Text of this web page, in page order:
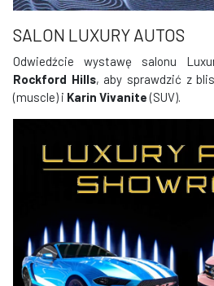
SALON LUXURY AUTOS
Odwiedźcie wystawę salonu
Rockford Hills, aby sprawdzić z
(muscle) i Karin Vivanite(SUV).